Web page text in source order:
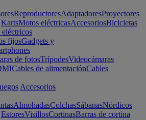
ReproductoresAdaptadoresProyectores
KartsMotos eléctricasAccesoriosBicicletas
eléctricos
fijosGadgets y
de fotosTrípodesVideocámaras
Cables de alimentaciónCables
Accesorios
AlmohadasColchasSábanasNórdicos
EstoresVisillosCortinasBarras de cortina